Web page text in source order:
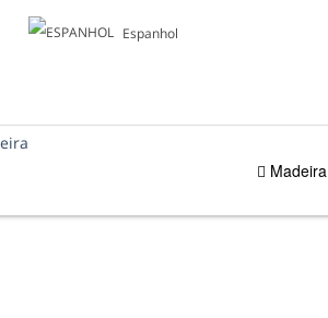
Espanhol
Madeira